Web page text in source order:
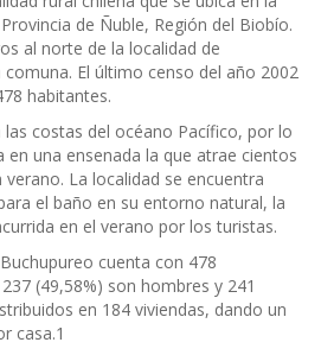
de Ñuble, Región del Biobío.
al norte de la localidad de
El último censo del año 2002
habitantes.
las costas del océano Pacífico, por lo
en una ensenada la que atrae cientos
La localidad se encuentra
el baño en su entorno natural, la
en el verano por los turistas.
cuenta con 478
(49,58%) son hombres y 241
en 184 viviendas, dando un
casa.1